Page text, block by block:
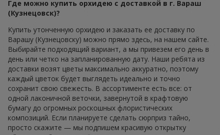
Где можно купить орхидею с доставкой в г. Вараш
(Кузнецовск)?
Купить утонченную орхидею и заказать ее доставку по
Варашу (Кузнецовску) можно прямо здесь, на нашем сайте.
Выбирайте подходящий вариант, а мы привезем его день в
день или четко на запланированную дату. Наши ребята из
доставки возят цветы максимально аккуратно, поэтому
каждый цветок будет выглядеть идеально и точно
сохранит свою свежесть. В ассортименте есть все: от
одной лаконичной веточки, завернутой в крафтовую
бумагу до огромных роскошных флористических
композиций. Если планируете сделать сюрприз тайно,
просто скажите — мы подпишем красивую открытку